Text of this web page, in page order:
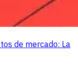
de mercado: La